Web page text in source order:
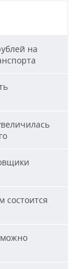
на
состоится
можно